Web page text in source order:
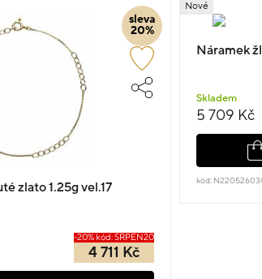
sleva
20%
zlato 1.25g vel.17
-20% kód: SRPEN20
4 711 Kč
Nové
Náramek
Skladem
5 709 Kč
kód: